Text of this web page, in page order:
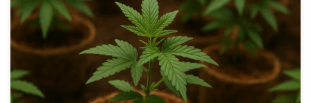
Coco Coir – Najbardziej Szczegółowy Przewodnik po Podłożu
Kokosowym dla Ogrodników i Hodowców Coco coir, czyli
włókno kokosowe, to jedno z najbardziej innowacyjnych i
ekologicznych podłoży w uprawie roślin. Zyskało ogromne
uznanie w ogrodnictwie, hydroponice i uprawach profesjonalnych
ze względu na wyjątkowe właściwości, które łączą zalety torfu,